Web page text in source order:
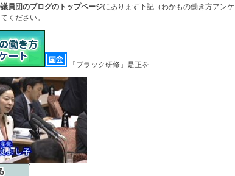
員団のブログのトップページにあります下記（わかもの働き方アンケ
ください。
「ブラック研修」是正を